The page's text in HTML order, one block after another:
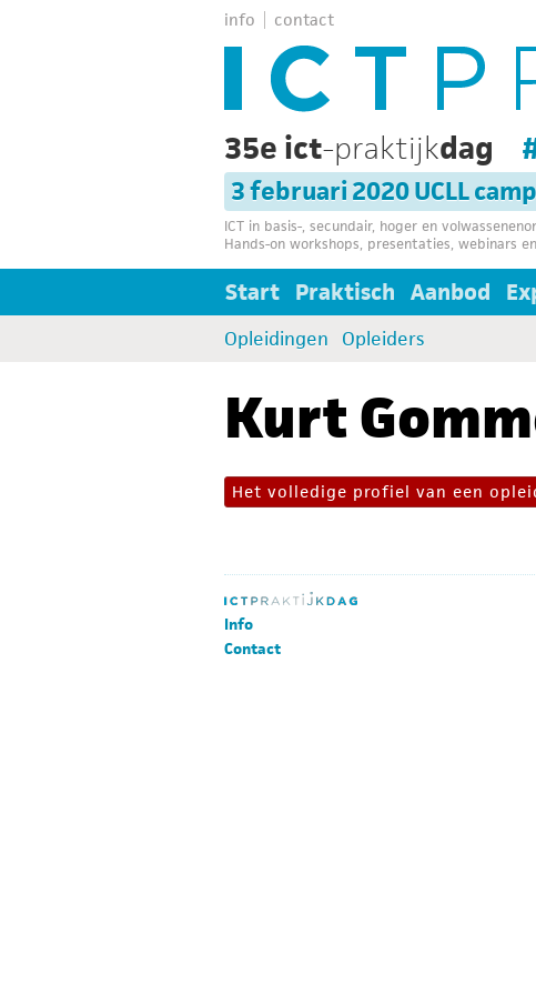
info contact
35e ict-praktijkdag
3 februari 2020 UCLL
ICT in basis-, secundair, hoger en
Hands-on workshops, presentaties, webinars
Start Praktisch Aanbod
Opleidingen Opleiders
Kurt
Het volledige profiel van een
Info
Contact